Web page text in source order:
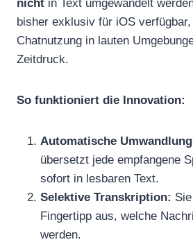
nicht in Text umgewandelt
bisher exklusiv für iOS
Chatnutzung in lauten
Zeitdruck.
So funktioniert die Innovation:
Automatische
übersetzt jede empfangene
sofort in lesbaren Text.
Selektive Transkription:
Fingertipp aus, welche
werden.